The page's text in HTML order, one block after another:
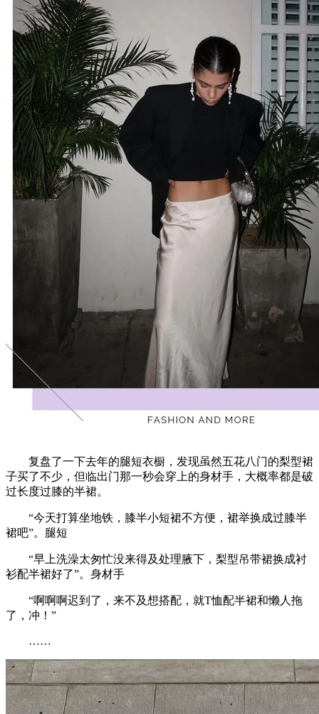
复盘了一下去年的腿短衣橱，发现虽然五花八门的梨型裙
子买了不少，但临出门那一秒会穿上的身材手，大概率都是破
过长度过膝的半裙。
“今天打算坐地铁，膝半小短裙不方便，裙举换成过膝半
裙吧”。腿短
“早上洗澡太匆忙没来得及处理腋下，梨型吊带裙换成衬
衫配半裙好了”。身材手
“啊啊啊迟到了，来不及想搭配，就T恤配半裙和懒人拖
了，冲！”
……